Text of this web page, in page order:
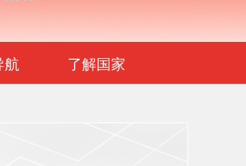
航 了解国家